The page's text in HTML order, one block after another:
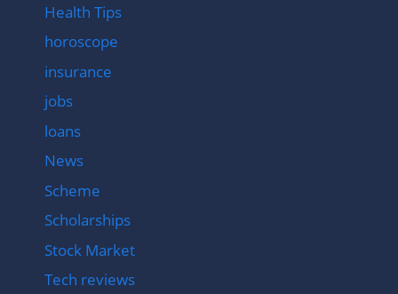
Health Tips
horoscope
insurance
jobs
loans
News
Scheme
Scholarships
Stock Market
Tech reviews